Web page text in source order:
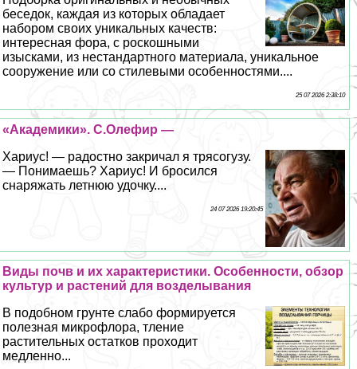
беседок, каждая из которых обладает
набором своих уникальных качеств:
интересная фора, с роскошными
изысками, из нестандартного материала, уникальное
сооружение или со стилевыми особенностями....
25 07 2026 2:38:10
«Академики». С.Олефир —
Хариус! — радостно закричал я трясогузу.
— Понимаешь? Хариус! И бросился
снаряжать летнюю удочку....
24 07 2026 19:20:45
Виды почв и их хаpaктеристики. Особенности, обзор
культур и растений для возделывания
В подобном грунте слабо формируется
полезная микрофлора, тление
растительных остатков проходит
медленно...